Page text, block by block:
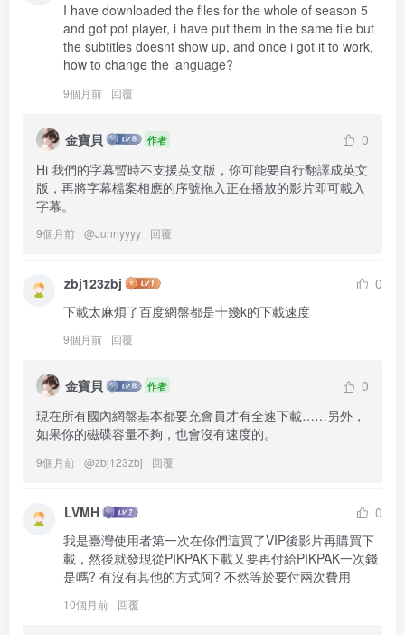
I have downloaded the files for the whole of season 5
and got pot player, i have put them in the same file but
the subtitles doesnt show up, and once i got it to work,
how to change the language?
9個月前 回覆
金寶貝 作者
0
Hi 我們的字幕暫時不支援英文版，你可能要自行翻譯成英文
版，再將字幕檔案相應的序號拖入正在播放的影片即可載入
字幕。
9個月前 @Junnyyyy 回覆
zbj123zbj
0
下載太麻煩了百度網盤都是十幾k的下載速度
9個月前 回覆
金寶貝 作者
0
現在所有國內網盤基本都要充會員才有全速下載……另外，
如果你的磁碟容量不夠，也會沒有速度的。
9個月前 @zbj123zbj 回覆
LVMH
0
我是臺灣使用者第一次在你們這買了VIP後影片再購買下
載，然後就發現從PIKPAK下載又要再付給PIKPAK一次錢
是嗎? 有沒有其他的方式阿? 不然等於要付兩次費用
10個月前 回覆